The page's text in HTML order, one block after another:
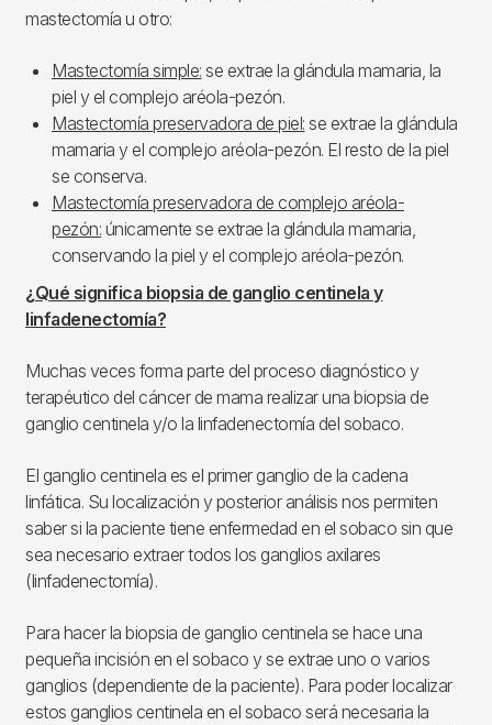
mastectomía u otro:
Mastectomía simple: se extrae la glándula mamaria, la
piel y el complejo aréola-pezón.
Mastectomía preservadora de piel: se extrae la glándula
mamaria y el complejo aréola-pezón. El resto de la piel
se conserva.
Mastectomía preservadora de complejo aréola-
pezón: únicamente se extrae la glándula mamaria,
conservando la piel y el complejo aréola-pezón.
¿Qué significa biopsia de ganglio centinela y
linfadenectomía?
Muchas veces forma parte del proceso diagnóstico y
terapéutico del cáncer de mama realizar una biopsia de
ganglio centinela y/o la linfadenectomía del sobaco.
El ganglio centinela es el primer ganglio de la cadena
linfática. Su localización y posterior análisis nos permiten
saber si la paciente tiene enfermedad en el sobaco sin que
sea necesario extraer todos los ganglios axilares
(linfadenectomía).
Para hacer la biopsia de ganglio centinela se hace una
pequeña incisión en el sobaco y se extrae uno o varios
ganglios (dependiente de la paciente). Para poder localizar
estos ganglios centinela en el sobaco será necesaria la